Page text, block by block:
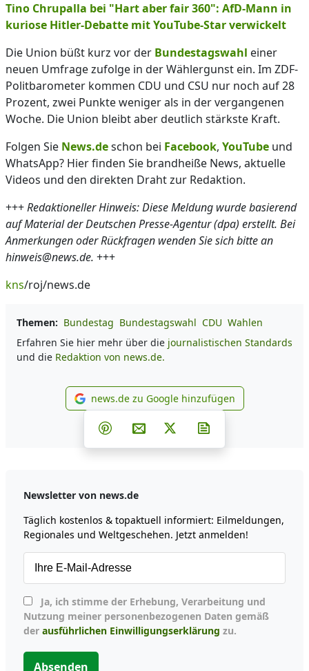
Tino Chrupalla bei "Hart aber fair 360": AfD-Mann in
kuriose Hitler-Debatte mit YouTube-Star verwickelt
Die Union büßt kurz vor der Bundestagswahl einer
neuen Umfrage zufolge in der Wählergunst ein. Im ZDF-
Politbarometer kommen CDU und CSU nur noch auf 28
Prozent, zwei Punkte weniger als in der vergangenen
Woche. Die Union bleibt aber deutlich stärkste Kraft.
Folgen Sie News.deschon bei Facebook, YouTube und
WhatsApp? Hier finden Sie brandheiße News, aktuelle
Videos und den direkten Draht zur Redaktion.
+++Redaktioneller Hinweis: Diese Meldung wurde basierend
auf Material der Deutschen Presse-Agentur (dpa) erstellt. Bei
Anmerkungen oder Rückfragen wenden Sie sich bitte an
hinweis@news.de. +++
kns/roj/news.de
Themen: Bundestag Bundestagswahl CDU Wahlen
Erfahren Sie hier mehr über die journalistischen Standards
und die Redaktion von news.de.
news.de zu Google
news.de zu Google hinzufügen
Teilen auf Facebook
Teilen auf Whatsapp
Teilen auf Telegram
Teilen auf Pinterest
Per E-Mail teilen
Post auf X
Newsletter von news.de
Täglich kostenlos & topaktuell informiert: Eilmeldungen,
Regionales und Weltgeschehen. Jetzt anmelden!
Nutzung meiner personenbezogenen Daten gemäß
der ausführlichen Einwilligungserklärung zu.
Absenden